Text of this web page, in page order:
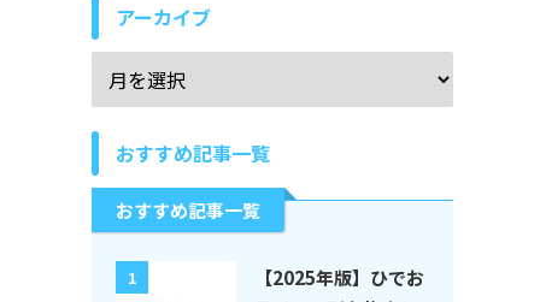
アーカイブ
おすすめ記事一覧
おすすめ記事一覧
1
【2025年版】ひでお